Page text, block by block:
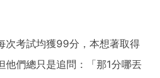
次考試均獲99分，本想著取得
他們總只是追問：「那1分哪丟